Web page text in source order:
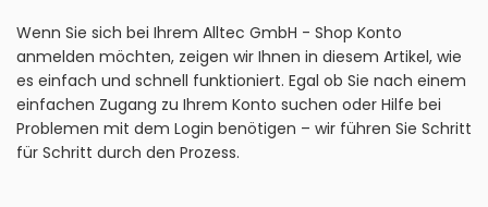
Wenn Sie sich bei Ihrem Alltec GmbH - Shop Konto
anmelden möchten, zeigen wir Ihnen in diesem Artikel, wie
es einfach und schnell funktioniert. Egal ob Sie nach einem
einfachen Zugang zu Ihrem Konto suchen oder Hilfe bei
Problemen mit dem Login benötigen – wir führen Sie Schritt
für Schritt durch den Prozess.